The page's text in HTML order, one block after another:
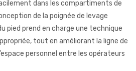
dans les compartiments de
de la poignée de levage
pied prend en charge une technique
tout en améliorant la ligne de
personnel entre les opérateurs